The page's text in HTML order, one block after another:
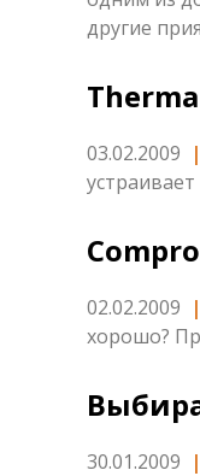
другие
03.02.2009 |
02.02.2009 |
хорошо?
30.01.2009 |